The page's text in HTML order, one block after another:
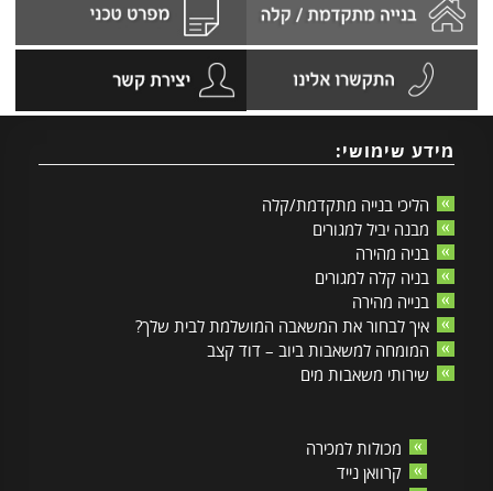
מידע שימושי:
הליכי בנייה מתקדמת/קלה
מבנה יביל למגורים
בניה מהירה
בניה קלה למגורים
בנייה מהירה
איך לבחור את המשאבה המושלמת לבית שלך?
המומחה למשאבות ביוב – דוד קצב
שירותי משאבות מים
מכולות למכירה
קרוואן נייד